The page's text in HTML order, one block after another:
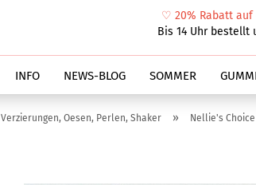
♡ 20% Rabatt
Bis 14 Uhr bestellt
INFO NEWS-BLOG SOMMER
Verzierungen, Oesen, Perlen, Shaker » Nellie's